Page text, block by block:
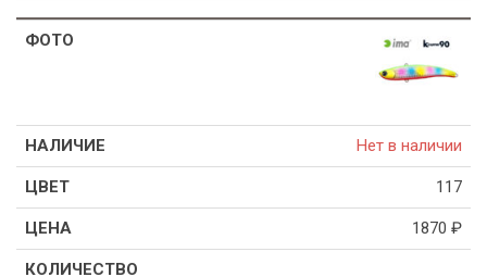
Нет в наличии
117
1870 ₽